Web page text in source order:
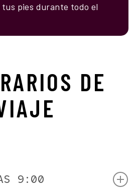
pies durante todo el
DE
9:00